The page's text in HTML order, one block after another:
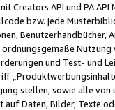
Creators API und PA
bzw. jede
Benutzerhandbücher,
Nutzung
und Test- und
stellen, sowie alle
auf Daten, Bilder, Texte